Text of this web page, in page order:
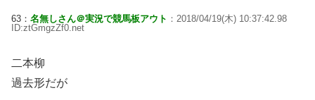
63： 名無しさん＠実況で競馬板アウト ：2018/04/19(木) 10:37:42.98
ID:ztGmgzZf0.net
二本柳
過去形だが